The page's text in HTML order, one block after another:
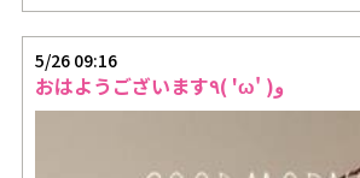
5/26 09:16
おはようございます٩( 'ω' )و